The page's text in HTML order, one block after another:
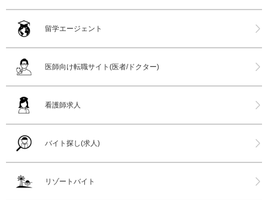
留学エージェント
医師向け転職サイト(医者/ドクター)
看護師求人
バイト探し(求人)
リゾートバイト